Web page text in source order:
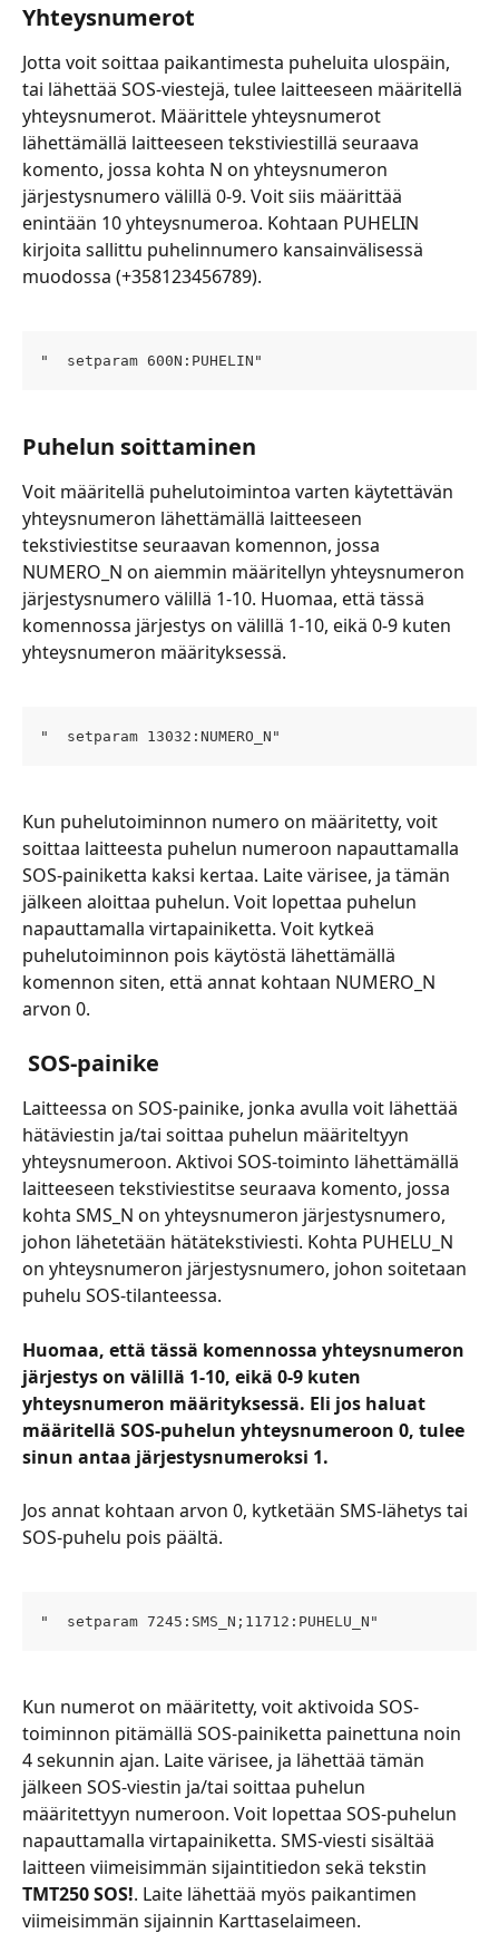
Yhteysnumerot
Jotta voit soittaa paikantimesta puheluita ulospäin,
tai lähettää SOS-viestejä, tulee laitteeseen määritellä
yhteysnumerot. Määrittele yhteysnumerot
lähettämällä laitteeseen tekstiviestillä seuraava
komento, jossa kohta N on yhteysnumeron
järjestysnumero välillä 0-9. Voit siis määrittää
enintään 10 yhteysnumeroa. Kohtaan PUHELIN
kirjoita sallittu puhelinnumero kansainvälisessä
muodossa (+358123456789).
"  setparam 600N:PUHELIN"
Puhelun soittaminen
Voit määritellä puhelutoimintoa varten käytettävän
yhteysnumeron lähettämällä laitteeseen
tekstiviestitse seuraavan komennon, jossa
NUMERO_N on aiemmin määritellyn yhteysnumeron
järjestysnumero välillä 1-10. Huomaa, että tässä
komennossa järjestys on välillä 1-10, eikä 0-9 kuten
yhteysnumeron määrityksessä.
"  setparam 13032:NUMERO_N"
Kun puhelutoiminnon numero on määritetty, voit
soittaa laitteesta puhelun numeroon napauttamalla
SOS-painiketta kaksi kertaa. Laite värisee, ja tämän
jälkeen aloittaa puhelun. Voit lopettaa puhelun
napauttamalla virtapainiketta. Voit kytkeä
puhelutoiminnon pois käytöstä lähettämällä
komennon siten, että annat kohtaan NUMERO_N
arvon 0.
SOS-painike
Laitteessa on SOS-painike, jonka avulla voit lähettää
hätäviestin ja/tai soittaa puhelun määriteltyyn
yhteysnumeroon. Aktivoi SOS-toiminto lähettämällä
laitteeseen tekstiviestitse seuraava komento, jossa
kohta SMS_N on yhteysnumeron järjestysnumero,
johon lähetetään hätätekstiviesti. Kohta PUHELU_N
on yhteysnumeron järjestysnumero, johon soitetaan
puhelu SOS-tilanteessa.
Huomaa, että tässä komennossa yhteysnumeron
järjestys on välillä 1-10, eikä 0-9 kuten
yhteysnumeron määrityksessä. Eli jos haluat
määritellä SOS-puhelun yhteysnumeroon 0, tulee
sinun antaa järjestysnumeroksi 1.
Jos annat kohtaan arvon 0, kytketään SMS-lähetys tai
SOS-puhelu pois päältä.
"  setparam 7245:SMS_N;11712:PUHELU_N"
Kun numerot on määritetty, voit aktivoida SOS-
toiminnon pitämällä SOS-painiketta painettuna noin
4 sekunnin ajan. Laite värisee, ja lähettää tämän
jälkeen SOS-viestin ja/tai soittaa puhelun
määritettyyn numeroon. Voit lopettaa SOS-puhelun
napauttamalla virtapainiketta. SMS-viesti sisältää
laitteen viimeisimmän sijaintitiedon sekä tekstin
TMT250 SOS!. Laite lähettää myös paikantimen
viimeisimmän sijainnin Karttaselaimeen.